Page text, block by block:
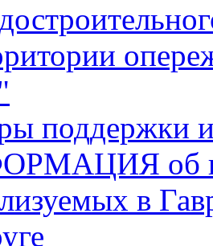
поддержки
об
в